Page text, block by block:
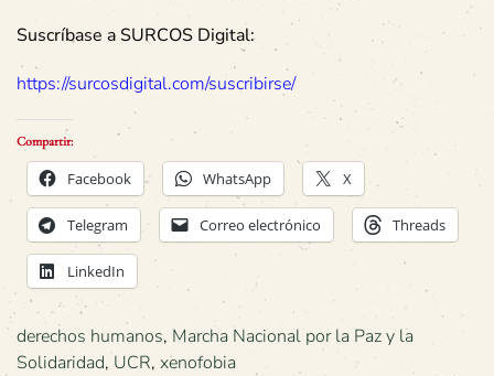
Suscríbase a SURCOS Digital:
https://surcosdigital.com/suscribirse/
Compartir:
Facebook WhatsApp X
Telegram Correo electrónico Threads
LinkedIn
derechos humanos, Marcha Nacional por la Paz y la
Solidaridad, UCR, xenofobia